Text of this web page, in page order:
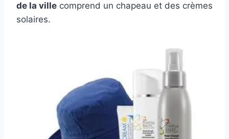
de la ville comprend un chapeau et des crèmes
solaires.